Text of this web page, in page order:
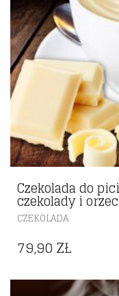
Czekolada do
czekolady i
CZEKOLADA
79,90ZŁ